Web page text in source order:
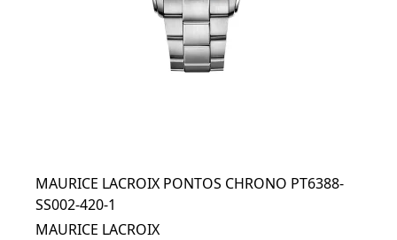
MAURICE LACROIX PONTOS CHRONO PT6388-
SS002-420-1
MAURICE LACROIX